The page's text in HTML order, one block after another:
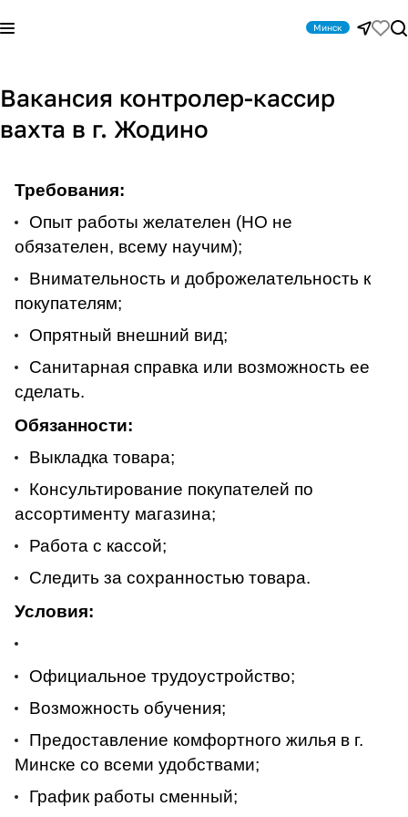
Минск
Вакансия контролер-кассир
вахта в г. Жодино
Требования:
Опыт работы желателен (НО не
обязателен, всему научим);
Внимательность и доброжелательность к
покупателям;
Опрятный внешний вид;
Санитарная справка или возможность ее
сделать.
Обязанности:
Выкладка товара;
Консультирование покупателей по
ассортименту магазина;
Работа с кассой;
Следить за сохранностью товара.
Условия:
Официальное трудоустройство;
Возможность обучения;
Предоставление комфортного жилья в г.
Минске со всеми удобствами;
График работы сменный;